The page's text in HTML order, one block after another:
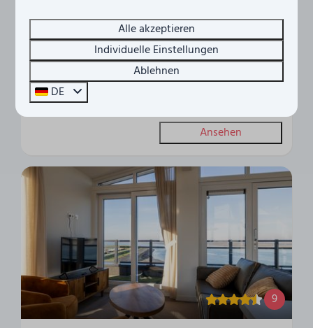
2 Personen
Blick auf den Hafen und die
Oosterschelde
Große Terrasse
Zwei Schlafzimmer
Ansehen
9
Alle akzeptieren
Individuelle Einstellungen
Ablehnen
DE